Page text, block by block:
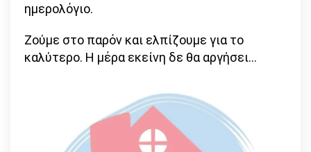
ημερολόγιο.
Ζούμε στο παρόν και ελπίζουμε για το
καλύτερο. Η μέρα εκείνη δε θα αργήσει…